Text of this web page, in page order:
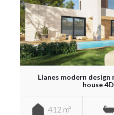
Llanes modern
house
412 m²